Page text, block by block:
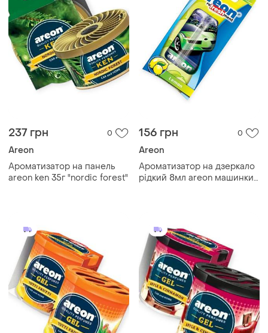
237 грн 0
Areon
Ароматизатор на панель
areon ken 35г "nordic forest"
156 грн 0
Areon
Ароматизатор на дзеркало
рідкий 8мл areon машинки